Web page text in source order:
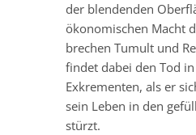
der blendenden
ökonomischen Macht
brechen Tumult und
findet dabei den Tod
Exkrementen, als er
sein Leben in den
stürzt.